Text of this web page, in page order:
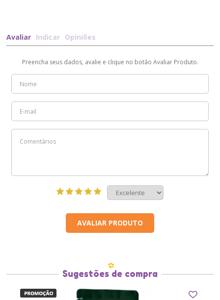
Avaliar Indicar Opiniões
Preencha seus dados, avalie e clique no botão Avaliar Produto.
AVALIAR PRODUTO
Sugestões de compra